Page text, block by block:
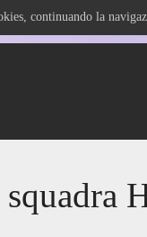
continuando la